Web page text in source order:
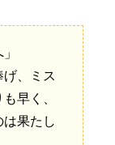
げ、ミス
早く、
果たし